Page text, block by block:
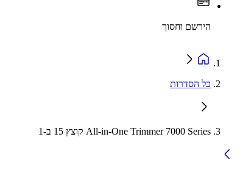
הירשם וחסוך
כל הסדרות
All-in-One Trimmer 7000 Series קוצץ 15 ב-1